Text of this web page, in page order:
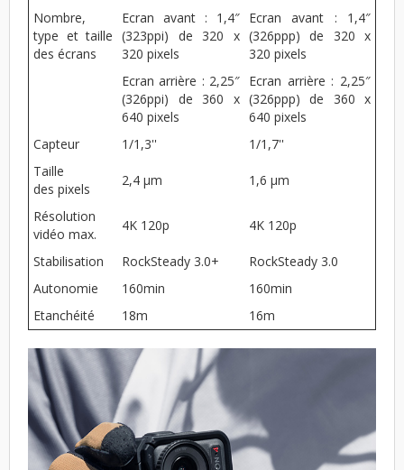
Nombre,
type et taille
des écrans
Ecran avant : 1,4″
(323ppi) de 320 x
320 pixels
Ecran arrière : 2,25″
(326ppi) de 360 x
640 pixels
Ecran avant : 1,4″
(326ppp) de 320 x
320 pixels
Ecran arrière : 2,25″
(326ppp) de 360 x
640 pixels
Capteur
1/1,3''
1/1,7''
Taille
des pixels
2,4 μm 1,6 μm
Résolution
vidéo max.
4K 120p 4K 120p
Stabilisation RockSteady 3.0+
RockSteady 3.0
Autonomie
160min
160min
Etanchéité
18m 16m